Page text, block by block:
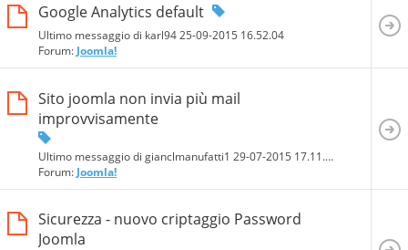
Google Analytics default
Ultimo messaggio di karl94 25-09-2015 16.52.04
Forum:Joomla!
Sito joomla non invia più mail
improvvisamente
Ultimo messaggio di gianclmanufatti1 29-07-2015 17.11.34
Forum: Joomla!
Sicurezza - nuovo criptaggio Password
Joomla